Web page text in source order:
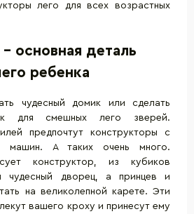
лего для всех возрастных
основная деталь
ребенка
чудесный домик или сделать
для смешных лего зверей.
предпочтут конструкторы с
машин. А таких очень много.
конструктор, из кубиков
чудесный дворец, а принцев и
на великолепной карете. Эти
вашего кроху и принесут ему